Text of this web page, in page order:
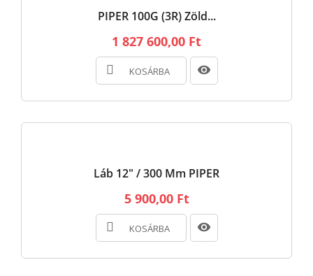
PIPER 100G (3R) Zöld...
1 827 600,00 Ft
KOSÁRBA
Láb 12" / 300 Mm PIPER
5 900,00 Ft
KOSÁRBA